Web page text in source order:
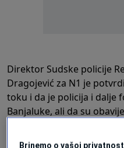
Direktor Sudske policije
Dragojević za N1 je
toku i da je policija i dalje
Banjaluke, ali da su
Miškovićem.
Brinemo o vašoj